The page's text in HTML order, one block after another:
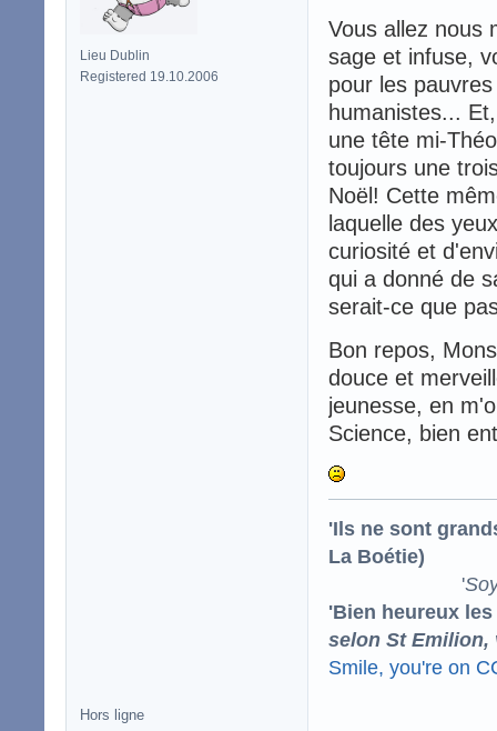
Lieu Dublin
Registered 19.10.2006
Vous allez nous
sage et infuse,
pour les
humanistes...
une tête mi-
toujours une
Noël! Cette
laquelle des
curiosité et
qui a donné de
serait-ce que
Bon repos,
douce et
jeunesse, en
Science, bien
'Ils ne sont
La Boétie)
'
'Bien heureux
selon St Emilion,
Smile, you're on
Hors ligne